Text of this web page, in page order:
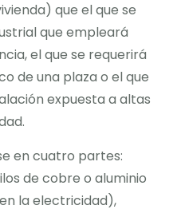
que el que se
que empleará
el que se requerirá
de una plaza o el que
expuesta a altas
en cuatro partes:
de cobre o aluminio
la electricidad),